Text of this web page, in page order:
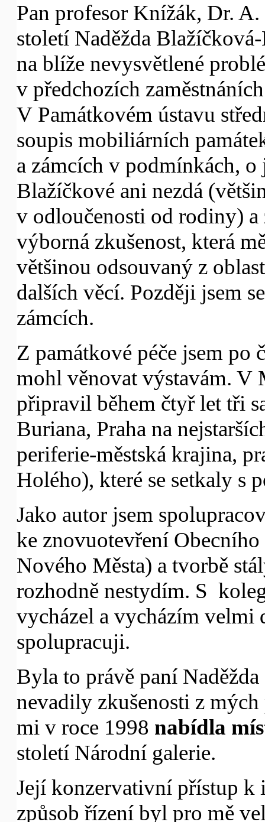
Pan profesor Knížák, Dr.
století Naděžda
na blíže nevysvětlené
v předchozích
V Památkovém ústavu
soupis mobiliárních
a zámcích v podmínkách,
Blažíčkové ani nezdá
v odloučenosti od rodiny)
výborná zkušenost, která
většinou odsouvaný z
dalších věcí. Později jsem
zámcích.
Z památkové péče jsem po
mohl věnovat výstavám. V
připravil během čtyř let tři
Buriana, Praha na
periferie-městská krajina,
Holého), které se setkaly s
Jako autor jsem
ke znovuotevření
Nového Města) a tvorbě
rozhodně nestydím. S
vycházel a vycházím velmi
spolupracuji.
Byla to právě paní
nevadily zkušenosti z
mi v roce 1998 nabídla
století Národní galerie.
Její konzervativní přístup k
způsob řízení byl pro mě